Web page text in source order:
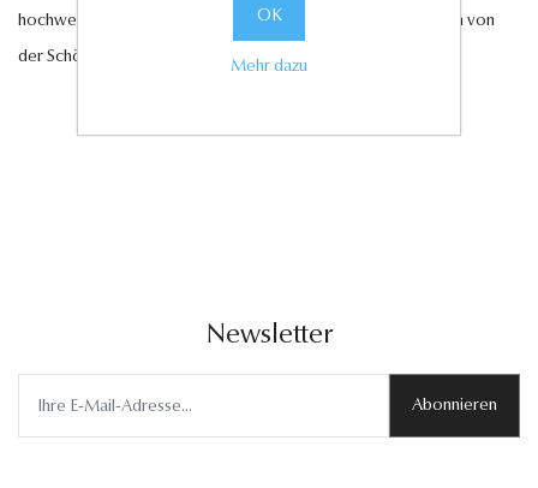
hochwertigen Edelsteinen und edlen Perlen und lassen Sie sich von
der Schönheit und Eleganz unserer Kollektionen verzaubern.
Newsletter
Abonnieren
OK
Mehr dazu